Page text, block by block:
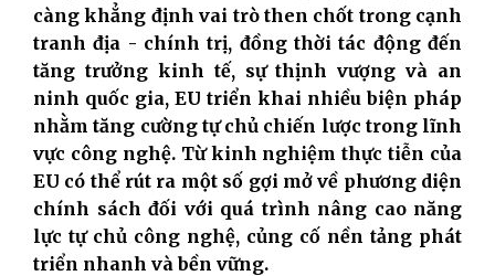
càng khẳng định vai trò then chốt trong cạnh
tranh địa - chính trị, đồng thời tác động đến
tăng trưởng kinh tế, sự thịnh vượng và an
ninh quốc gia, EU triển khai nhiều biện pháp
nhằm tăng cường tự chủ chiến lược trong lĩnh
vực công nghệ. Từ kinh nghiệm thực tiễn của
EU có thể rút ra một số gợi mở về phương diện
chính sách đối với quá trình nâng cao năng
lực tự chủ công nghệ, củng cố nền tảng phát
triển nhanh và bền vững.